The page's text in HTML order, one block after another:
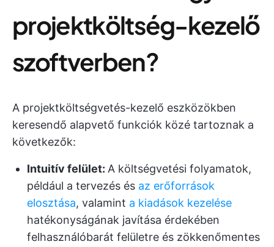
projektköltség-kezelő
szoftverben?
A projektköltségvetés-kezelő eszközökben
keresendő alapvető funkciók közé tartoznak a
következők:
Intuitív felület: A költségvetési folyamatok,
például a tervezés és az erőforrások
elosztása, valamint a kiadások kezelése
hatékonyságának javítása érdekében
felhasználóbarát felületre és zökkenőmentes